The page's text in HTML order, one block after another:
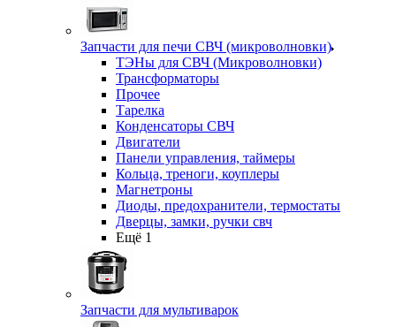
Запчасти для печи СВЧ (микроволновки)
ТЭНы для СВЧ (Микроволновки)
Трансформаторы
Прочее
Тарелка
Конденсаторы СВЧ
Двигатели
Панели управления, таймеры
Кольца, треноги, коуплеры
Магнетроны
Диоды, предохранители, термостаты
Дверцы, замки, ручки свч
Ещё 1
Запчасти для мультиварок